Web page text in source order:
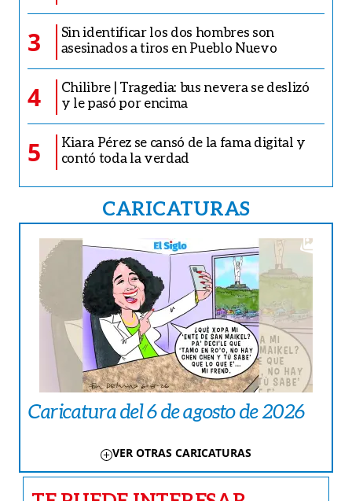
3
Sin identificar los dos hombres son
asesinados a tiros en Pueblo Nuevo
4
Chilibre | Tragedia: bus nevera se deslizó
y le pasó por encima
5
Kiara Pérez se cansó de la fama digital y
contó toda la verdad
CARICATURAS
Caricatura del 6 de agosto de 2026
VER OTRAS CARICATURAS